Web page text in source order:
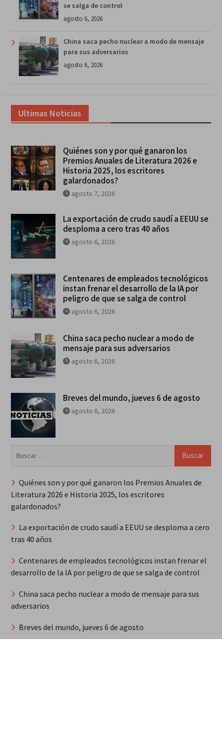
se salga de control
agosto 6, 2026
China saca pecho nuclear a modo de mensaje
para sus adversarios
agosto 6, 2026
Ultimas Noticias
Quiénes son y por qué ganaron los
Premios Anuales de Literatura 2026 e
Historia 2025, los escritores
galardonados?
agosto 7, 2026
La exportación de crudo saudí a EEUU se
desploma a cero tras 40 años
agosto 6, 2026
Centenares de empleados tecnológicos
instan frenar el desarrollo de la IA por
peligro de que se salga de control
agosto 6, 2026
China saca pecho nuclear a modo de
mensaje para sus adversarios
agosto 6, 2026
Breves del mundo, jueves 6 de agosto
agosto 6, 2026
Quiénes son y por qué ganaron los Premios Anuales de
Literatura 2026 e Historia 2025, los escritores
galardonados?
La exportación de crudo saudí a EEUU se desploma a cero
tras 40 años
Centenares de empleados tecnológicos instan frenar el
desarrollo de la IA por peligro de que se salga de control
China saca pecho nuclear a modo de mensaje para sus
adversarios
Breves del mundo, jueves 6 de agosto